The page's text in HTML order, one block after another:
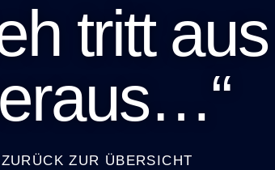
tritt
ZURÜCK ZUR ÜBERSICHT